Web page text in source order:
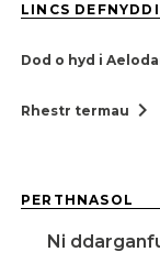
LINCS
Dod o hyd i
Rhestr termau chevron_right
PERTHNASOL
Ni